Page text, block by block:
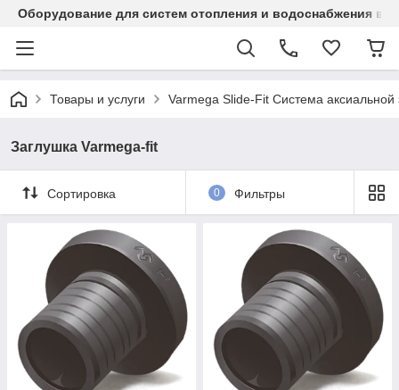
Оборудование для систем отопления и водоснабжения в
Товары и услуги Varmega Slide-Fit Система аксиальной
Заглушка Varmega-fit
Сортировка 0 Фильтры